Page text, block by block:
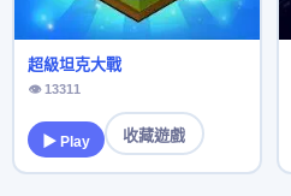
超級坦克大戰
👁 13311
▶ Play 收藏遊戲